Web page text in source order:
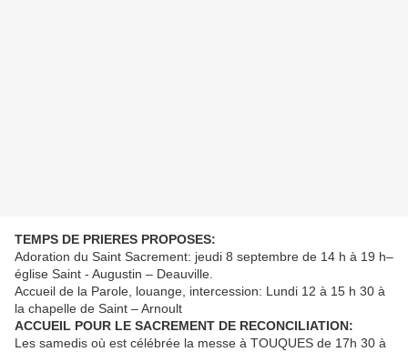
TEMPS DE PRIERES PROPOSES:
Adoration du Saint Sacrement: jeudi 8 septembre de 14 h à 19 h–
église Saint - Augustin – Deauville.
Accueil de la Parole, louange, intercession: Lundi 12 à 15 h 30 à
la chapelle de Saint – Arnoult
ACCUEIL POUR LE SACREMENT DE RECONCILIATION:
Les samedis où est célébrée la messe à TOUQUES de 17h 30 à